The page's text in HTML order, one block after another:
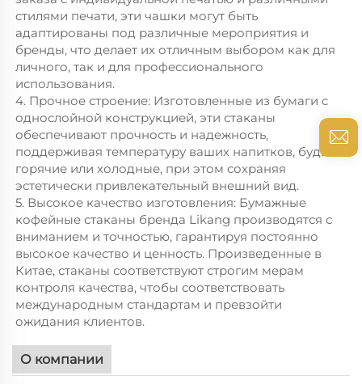
стилями печати, эти чашки могут быть
адаптированы под различные мероприятия и
бренды, что делает их отличным выбором как для
личного, так и для профессионального
использования.
4. Прочное строение: Изготовленные из бумаги с
однослойной конструкцией, эти стаканы
обеспечивают прочность и надежность,
поддерживая температуру ваших напитков, будь то
горячие или холодные, при этом сохраняя
эстетически привлекательный внешний вид.
5. Высокое качество изготовления: Бумажные
кофейные стаканы бренда Likang производятся с
вниманием и точностью, гарантируя постоянно
высокое качество и ценность. Произведенные в
Китае, стаканы соответствуют строгим мерам
контроля качества, чтобы соответствовать
международным стандартам и превзойти
ожидания клиентов.
О компании